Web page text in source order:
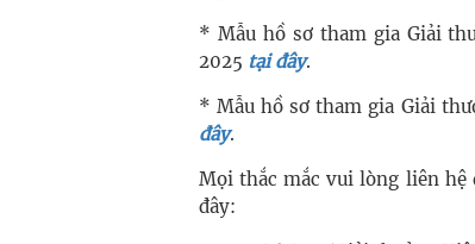
* Mẫu hồ sơ tham gia Giải
2025 tại đây.
* Mẫu hồ sơ tham gia Giải
đây.
Mọi thắc mắc vui lòng liên hệ
đây: